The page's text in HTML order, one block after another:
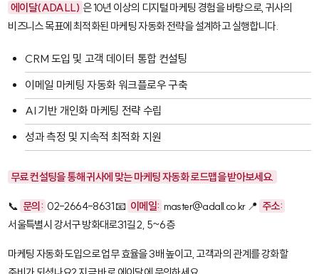
에이달(ADALL) 은 10년 이상의 디지털 마케팅 경험을 바탕으로, 귀사의
비즈니스 목표에 최적화된 마케팅 자동화 전략을 설계하고 실행합니다.
CRM 도입 및 고객 데이터 통합 컨설팅
이메일 마케팅 자동화 워크플로우 구축
AI 기반 개인화 마케팅 전략 수립
성과 측정 및 지속적 최적화 지원
무료 컨설팅을 통해 귀사에 맞는 마케팅 자동화 로드맵을 받아보세요.
📞 문의: 02-2664-8631 📧 이메일: master@adall.co.kr 📍 주소:
서울특별시 강서구 방화대로31길 2, 5~6층
마케팅 자동화 도입으로 업무 효율을 3배 높이고, 고객과의 관계를 강화할